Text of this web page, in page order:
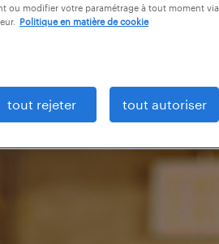
ou modifier votre paramétrage à tout moment via
Politique en matière de cookie
tout rejeter tout autoriser